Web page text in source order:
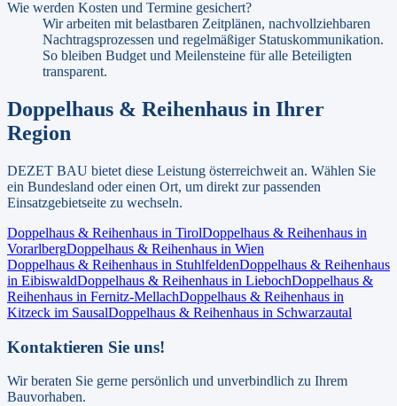
Wie werden Kosten und Termine gesichert?
Wir arbeiten mit belastbaren Zeitplänen, nachvollziehbaren
Nachtragsprozessen und regelmäßiger Statuskommunikation.
So bleiben Budget und Meilensteine für alle Beteiligten
transparent.
Doppelhaus & Reihenhaus in Ihrer
Region
DEZET BAU bietet diese Leistung österreichweit an. Wählen Sie
ein Bundesland oder einen Ort, um direkt zur passenden
Einsatzgebietseite zu wechseln.
Doppelhaus & Reihenhaus in TirolDoppelhaus & Reihenhaus in
VorarlbergDoppelhaus & Reihenhaus in Wien
Doppelhaus & Reihenhaus in StuhlfeldenDoppelhaus & Reihenhaus
in EibiswaldDoppelhaus & Reihenhaus in LiebochDoppelhaus &
Reihenhaus in Fernitz-MellachDoppelhaus & Reihenhaus in
Kitzeck im SausalDoppelhaus & Reihenhaus in Schwarzautal
Kontaktieren Sie uns!
Wir beraten Sie gerne persönlich und unverbindlich zu Ihrem
Bauvorhaben.